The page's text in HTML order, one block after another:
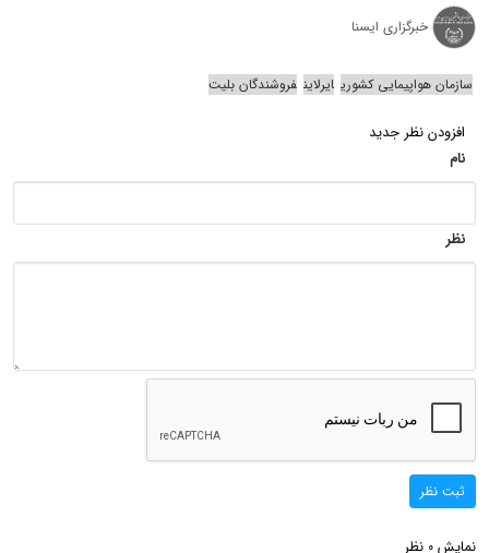
خبرگزاری ایسنا
سازمان هواپیمایی کشوری ایرلاین فروشندگان بلیت
افزودن نظر جدید
نام
نظر
ثبت نظر
نمایش 0 نظر